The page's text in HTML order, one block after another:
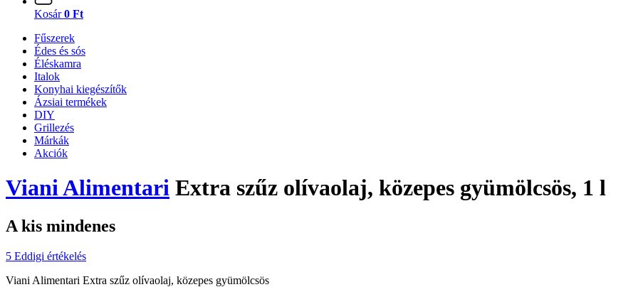
Kosár 0 Ft
Fűszerek
Édes és sós
Éléskamra
Italok
Konyhai kiegészítők
Ázsiai termékek
DIY
Grillezés
Márkák
Akciók
Viani Alimentari Extra szűz olívaolaj, közepes gyümölcsös, 1 l
A kis mindenes
5 Eddigi értékelés
Viani Alimentari Extra szűz olívaolaj, közepes gyümölcsös